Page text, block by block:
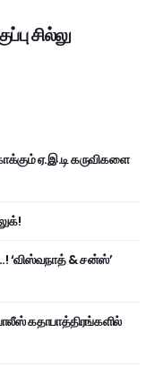
சில்லு
ஏ.இ.டி கருவிகளை
‘விஸ்வநாத் & சன்ஸ்’
கதாபாத்திரங்களில்